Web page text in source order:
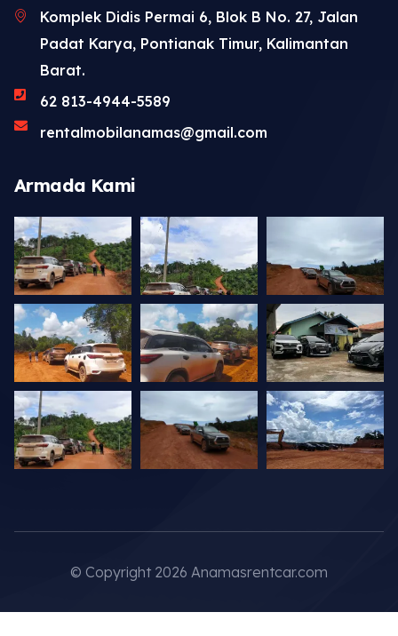
Komplek Didis Permai 6, Blok B No. 27, Jalan
Padat Karya, Pontianak Timur, Kalimantan
Barat.
62 813-4944-5589
rentalmobilanamas@gmail.com
Armada Kami
© Copyright 2026 Anamasrentcar.com